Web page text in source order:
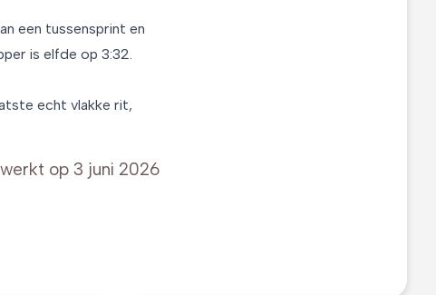
een tussensprint en
is elfde op 3:32.
echt vlakke rit,
op 3 juni 2026